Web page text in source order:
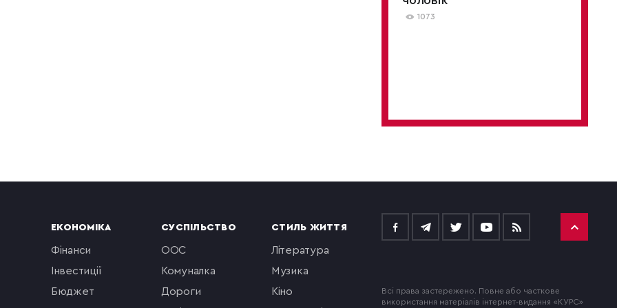
1073
ЕКОНОМІКА
фінанси
інвестиції
бюджет
СУСПІЛЬСТВО
ООС
комуналка
Дороги
СТИЛЬ ЖИТТЯ
література
музика
кіно
Всі права застережено. Повне або часткове
використання матеріалів інтернет-видання «КУРС»